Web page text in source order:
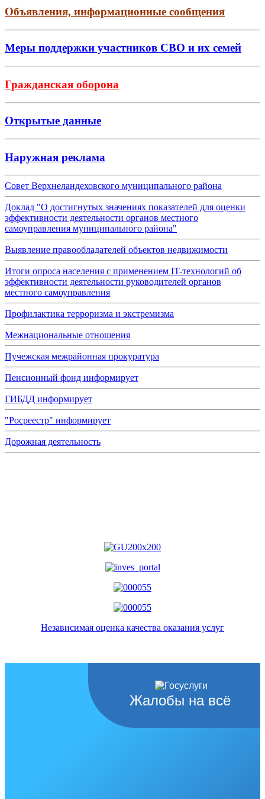
Объявления, информационные сообщения
Меры поддержки участников СВО и их семей
Гражданская оборона
Открытые данные
Наружная реклама
Совет Верхнеландеховского муниципального района
Доклад "О достигнутых значениях показателей для оценки
эффективности деятельности органов местного
самоуправления муниципального района"
Выявление правообладателей объектов недвижимости
Итоги опроса населения с применением IT-технологий об
эффективности деятельности руководителей органов
местного самоуправления
Профилактика терроризма и экстремизма
Межнациональные отношения
Пучежская межрайонная прокуратура
Пенсионный фонд информирует
ГИБДД информирует
"Росреестр" информирует
Дорожная деятельность
Независимая оценка качества оказания услуг
Жалобы на всё